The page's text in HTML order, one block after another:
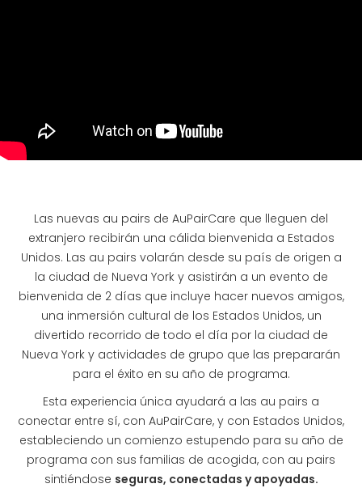
Las nuevas au pairs de AuPairCare que lleguen del
extranjero recibirán una cálida bienvenida a Estados
Unidos. Las au pairs volarán desde su país de origen a
la ciudad de Nueva York y asistirán a un evento de
bienvenida de 2 días que incluye hacer nuevos amigos,
una inmersión cultural de los Estados Unidos, un
divertido recorrido de todo el día por la ciudad de
Nueva York y actividades de grupo que las prepararán
para el éxito en su año de programa.
Esta experiencia única ayudará a las au pairs a
conectar entre sí, con AuPairCare, y con Estados Unidos,
estableciendo un comienzo estupendo para su año de
programa con sus familias de acogida, con au pairs
sintiéndose seguras, conectadas y apoyadas.